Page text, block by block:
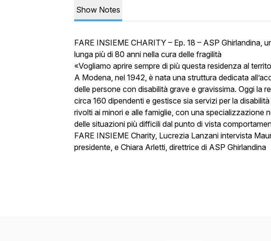
Show Notes
FARE INSIEME CHARITY – Ep. 18 – ASP Ghirlandina,
lunga più di 80 anni nella cura delle fragilità
«Vogliamo aprire sempre di più questa residenza al
A Modena, nel 1942, è nata una struttura dedicata
delle persone con disabilità grave e gravissima. Oggi la
circa 160 dipendenti e gestisce sia servizi per la
rivolti ai minori e alle famiglie, con una specializzazione
delle situazioni più difficili dal punto di vista
FARE INSIEME Charity, Lucrezia Lanzani intervista
presidente, e Chiara Arletti, direttrice di ASP Ghirlandina